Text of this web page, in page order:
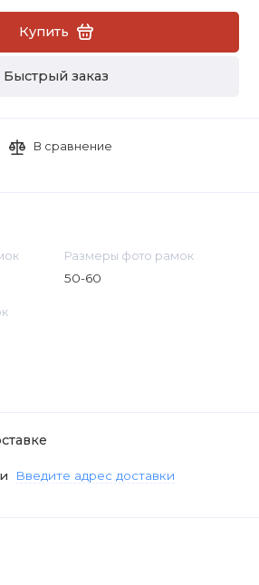
Купить
Быстрый заказ
В сравнение
Размеры фото рамок
50-60
Введите адрес доставки